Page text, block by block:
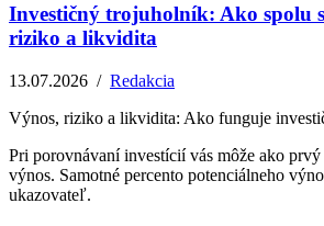
Investičný trojuholník: Ako spolu
riziko a likvidita
13.07.2026 / Redakcia
Výnos, riziko a likvidita: Ako funguje
Pri porovnávaní investícií vás môže ako
výnos. Samotné percento potenciálneho
ukazovateľ.